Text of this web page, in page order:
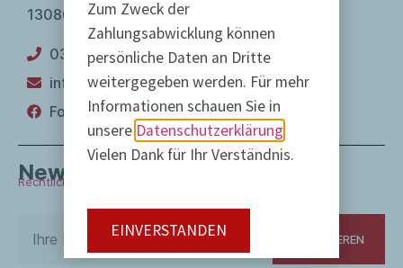
13086 Berlin
030 473 083 60
infomail@basisdruck.de
Folgen Sie uns auf Facebook
Newsletter
Rechtliche Hinweise
ABONNIEREN
Zum Zweck der
Zahlungsabwicklung können
persönliche Daten an Dritte
weitergegeben werden. Für mehr
Informationen schauen Sie in
unsere Datenschutzerklärung
Vielen Dank für Ihr Verständnis.
EINVERSTANDEN